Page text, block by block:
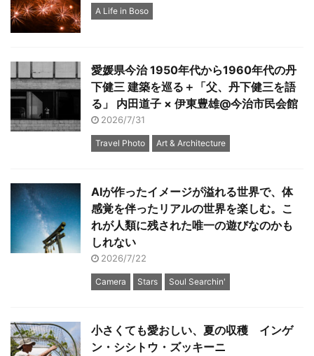
A Life in Boso
愛媛県今治 1950年代から1960年代の丹
下健三 建築を巡る＋「父、丹下健三を語
る」 内田道子 × 伊東豊雄@今治市民会館
2026/7/31
Travel Photo Art & Architecture
AIが作ったイメージが溢れる世界で、体
感覚を伴ったリアルの世界を楽しむ。こ
れが人類に残された唯一の遊びなのかも
しれない
2026/7/22
Camera Stars Soul Searchin'
小さくても愛おしい、夏の収穫 インゲ
ン・シシトウ・ズッキーニ